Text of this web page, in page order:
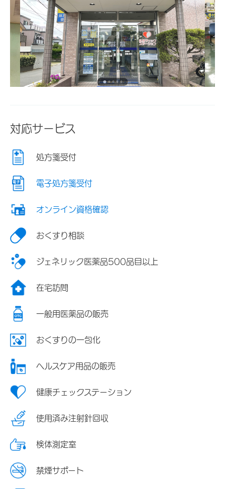
対応サービス
処方箋受付
電子処方箋受付
オンライン資格確認
おくすり相談
ジェネリック医薬品500品目以上
在宅訪問
一般用医薬品の販売
おくすりの一包化
ヘルスケア用品の販売
健康チェックステーション
使用済み注射針回収
検体測定室
禁煙サポート